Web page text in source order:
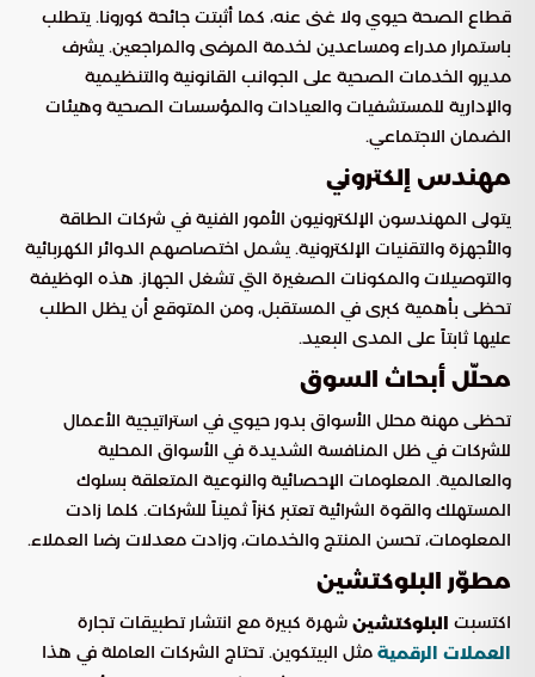
قطاع الصحة حيوي ولا غنى عنه، كما أثبتت جائحة كورونا. يتطلب
باستمرار مدراء ومساعدين لخدمة المرضى والمراجعين. يشرف
مديرو الخدمات الصحية على الجوانب القانونية والتنظيمية
والإدارية للمستشفيات والعيادات والمؤسسات الصحية وهيئات
الضمان الاجتماعي.
مهندس إلكتروني
يتولى المهندسون الإلكترونيون الأمور الفنية في شركات الطاقة
والأجهزة والتقنيات الإلكترونية. يشمل اختصاصهم الدوائر الكهربائية
والتوصيلات والمكونات الصغيرة التي تشغل الجهاز. هذه الوظيفة
تحظى بأهمية كبرى في المستقبل، ومن المتوقع أن يظل الطلب
عليها ثابتاً على المدى البعيد.
محلّل أبحاث السوق
تحظى مهنة محلل الأسواق بدور حيوي في استراتيجية الأعمال
للشركات في ظل المنافسة الشديدة في الأسواق المحلية
والعالمية. المعلومات الإحصائية والنوعية المتعلقة بسلوك
المستهلك والقوة الشرائية تعتبر كنزاً ثميناً للشركات. كلما زادت
المعلومات، تحسن المنتج والخدمات، وزادت معدلات رضا العملاء.
مطوّر البلوكتشين
اكتسبت البلوكتشين شهرة كبيرة مع انتشار تطبيقات تجارة
العملات الرقمية مثل البيتكوين. تحتاج الشركات العاملة في هذا